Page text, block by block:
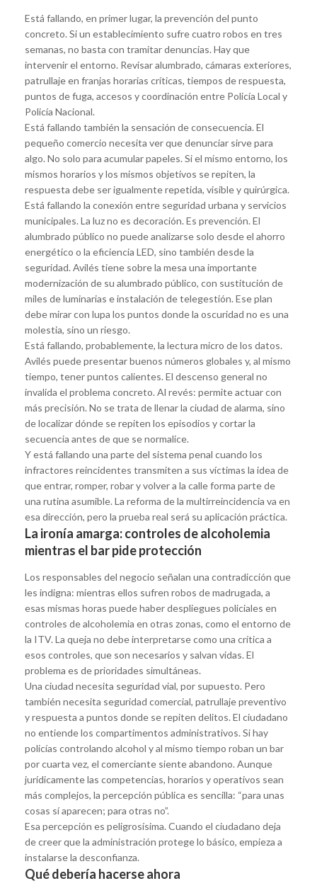
Está fallando, en primer lugar, la prevención del punto
concreto. Si un establecimiento sufre cuatro robos en tres
semanas, no basta con tramitar denuncias. Hay que
intervenir el entorno. Revisar alumbrado, cámaras exteriores,
patrullaje en franjas horarias críticas, tiempos de respuesta,
puntos de fuga, accesos y coordinación entre Policía Local y
Policía Nacional.
Está fallando también la sensación de consecuencia. El
pequeño comercio necesita ver que denunciar sirve para
algo. No solo para acumular papeles. Si el mismo entorno, los
mismos horarios y los mismos objetivos se repiten, la
respuesta debe ser igualmente repetida, visible y quirúrgica.
Está fallando la conexión entre seguridad urbana y servicios
municipales. La luz no es decoración. Es prevención. El
alumbrado público no puede analizarse solo desde el ahorro
energético o la eficiencia LED, sino también desde la
seguridad. Avilés tiene sobre la mesa una importante
modernización de su alumbrado público, con sustitución de
miles de luminarias e instalación de telegestión. Ese plan
debe mirar con lupa los puntos donde la oscuridad no es una
molestia, sino un riesgo.
Está fallando, probablemente, la lectura micro de los datos.
Avilés puede presentar buenos números globales y, al mismo
tiempo, tener puntos calientes. El descenso general no
invalida el problema concreto. Al revés: permite actuar con
más precisión. No se trata de llenar la ciudad de alarma, sino
de localizar dónde se repiten los episodios y cortar la
secuencia antes de que se normalice.
Y está fallando una parte del sistema penal cuando los
infractores reincidentes transmiten a sus víctimas la idea de
que entrar, romper, robar y volver a la calle forma parte de
una rutina asumible. La reforma de la multirreincidencia va en
esa dirección, pero la prueba real será su aplicación práctica.
La ironía amarga: controles de alcoholemia
mientras el bar pide protección
Los responsables del negocio señalan una contradicción que
les indigna: mientras ellos sufren robos de madrugada, a
esas mismas horas puede haber despliegues policiales en
controles de alcoholemia en otras zonas, como el entorno de
la ITV. La queja no debe interpretarse como una crítica a
esos controles, que son necesarios y salvan vidas. El
problema es de prioridades simultáneas.
Una ciudad necesita seguridad vial, por supuesto. Pero
también necesita seguridad comercial, patrullaje preventivo
y respuesta a puntos donde se repiten delitos. El ciudadano
no entiende los compartimentos administrativos. Si hay
policías controlando alcohol y al mismo tiempo roban un bar
por cuarta vez, el comerciante siente abandono. Aunque
jurídicamente las competencias, horarios y operativos sean
más complejos, la percepción pública es sencilla: “para unas
cosas sí aparecen; para otras no”.
Esa percepción es peligrosísima. Cuando el ciudadano deja
de creer que la administración protege lo básico, empieza a
instalarse la desconfianza.
Qué debería hacerse ahora